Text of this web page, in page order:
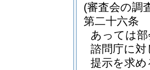
(審査会の調
第二十六条
あっては
諮問庁に
提示を求